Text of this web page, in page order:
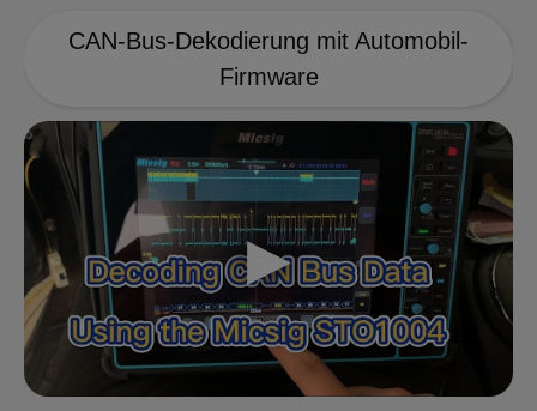
CAN-Bus-Dekodierung mit Automobil-
Firmware